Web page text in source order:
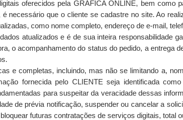
oferecidos pela GRÁFICA ONLINE, bem como
necessário que o cliente se cadastre no site. Ao
como nome completo, endereço de e-mail,
atualizados e é de sua inteira responsabilidade
o acompanhamento do status do pedido, a entrega
e completas, incluindo, mas não se limitando a,
fornecida pelo CLIENTE seja identificada
para suspeitar da veracidade dessas
de prévia notificação, suspender ou cancelar a
futuras contratações de serviços digitais, total